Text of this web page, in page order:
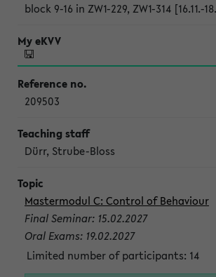
block 9-16 in ZW1-229, ZW1-314 [16.11.-
209503
Dürr, Strube-Bloss
Mastermodul C: Control of Behaviour
Final Seminar: 15.02.2027
Oral Exams: 19.02.2027
Limited number of participants: 14